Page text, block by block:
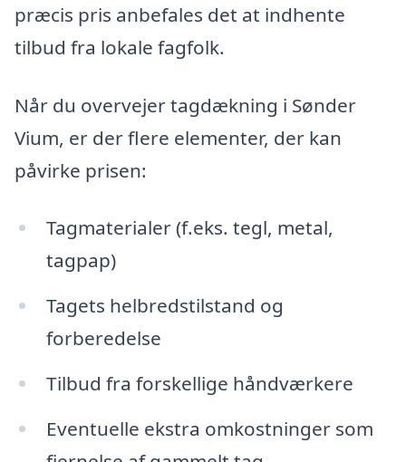
præcis pris anbefales det at indhente
tilbud fra lokale fagfolk.
Når du overvejer tagdækning i Sønder
Vium, er der flere elementer, der kan
påvirke prisen:
Tagmaterialer (f.eks. tegl, metal,
tagpap)
Tagets helbredstilstand og
forberedelse
Tilbud fra forskellige håndværkere
Eventuelle ekstra omkostninger som